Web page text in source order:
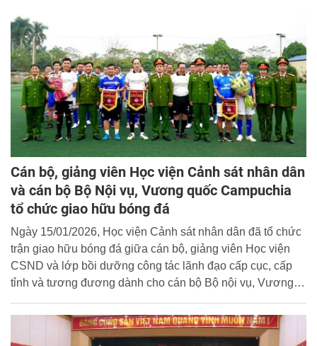
Cán bộ, giảng viên Học viện Cảnh sát nhân dân
và cán bộ Bộ Nội vụ, Vương quốc Campuchia
tổ chức giao hữu bóng đá
Ngày 15/01/2026, Học viện Cảnh sát nhân dân đã tổ chức
trận giao hữu bóng đá giữa cán bộ, giảng viên Học viện
CSND và lớp bồi dưỡng công tác lãnh đạo cấp cục, cấp
tỉnh và tương đương dành cho cán bộ Bộ nội vụ, Vương